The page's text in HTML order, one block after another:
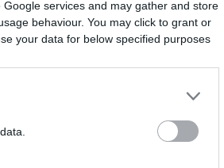
services and may gather and store
behaviour. You may click to grant or
your data for below specified purposes